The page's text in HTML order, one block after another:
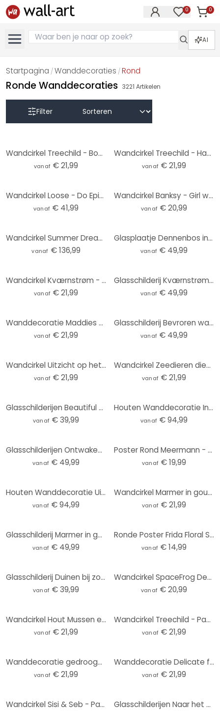
0 0
AI
Startpagina /Wanddecoraties /Rond
Ronde Wanddecoraties 3221 Artikelen
Filter
Wandcirkel Treechild - Bouquet of Flowers
vanaf € 21,99
Wandcirkel Treechild - Happy People
vanaf € 21,99
Wandcirkel Loose - Do Epic Shit
vanaf € 41,99
Wandcirkel Banksy - Girl with the Red Balloon
vanaf € 20,99
Wandcirkel Summer Dreams at Sea (3-delig)
vanaf € 136,99
Glasplaatje Dennenbos in het Huang Shan-gebergte - NingYun Ye - Rond
vanaf € 49,99
Wandcirkel Kværnstrøm - Dew-covered sunrise
vanaf € 21,99
Glasschilderij Kværnstrøm - Dew-covered sunrise
vanaf € 49,99
Wanddecoratie Maddies Mood - Jota de jai - aluminium dibond rond
vanaf € 21,99
Glasschilderij Bevroren water - Fedrau
vanaf € 49,99
Wandcirkel Uitzicht op het meer - Keller
vanaf € 21,99
Wandcirkel Zeedieren diep in de oceaan - Oliver Robins
vanaf € 21,99
Glasschilderijen Beautiful Peacock - rond
vanaf € 39,99
Houten Wanddecoratie Indrukwekkende berglandschappen (3 stuks) - Rond
vanaf € 94,99
Glasschilderijen Ontwakend Voorjaar - Rond
vanaf € 49,99
Poster Rond Meermann - Tijger
vanaf € 19,99
Houten Wanddecoratie Uitzicht op de rustige bergen (3 stuks) - Rond
vanaf € 94,99
Wandcirkel Marmer in goudgroen - Haase
vanaf € 21,99
Glasschilderij Marmer in goudgroen - Haase
vanaf € 49,99
Ronde Poster Frida Floral Studio - Frida
vanaf € 14,99
Glasschilderij Duinen bij zonsondergang
vanaf € 39,99
Wandcirkel SpaceFrog Designs - Elegante Kraanvogel - Japandi
vanaf € 20,99
Wandcirkel Hout Mussen en roodborstjes - UN Designs
vanaf € 21,99
Wandcirkel Treechild - Pastelkleurige grassen
vanaf € 21,99
Wanddecoratie gedroogde bloemen - Elegantie van vergankelijkheid - Boomkind - Aluminium Dibond Rond
vanaf € 21,99
Wanddecoratie Delicate fonkeling van bloesems - Treechild - Alu-Dibond Rond
vanaf € 21,99
Wandcirkel Sisi & Seb - Pampas Glasschilderijen Naar het Strand - Rond